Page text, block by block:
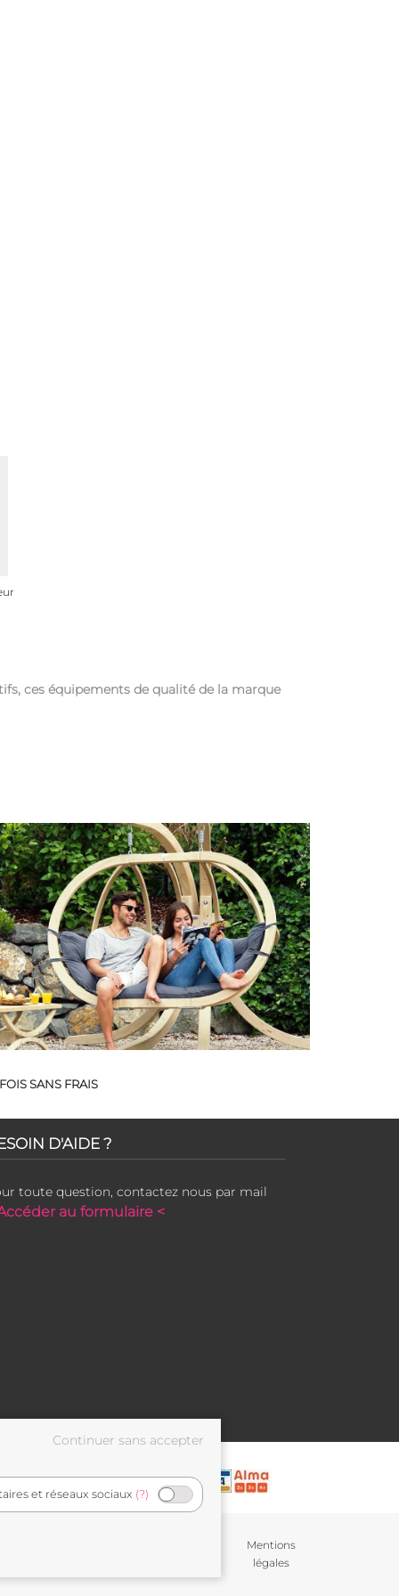
ces équipements de qualité de la marque
SANS FRAIS
D'AIDE ?
toute question, contactez nous par mail
au formulaire <
Mentions
légales
et réseaux sociaux (?)